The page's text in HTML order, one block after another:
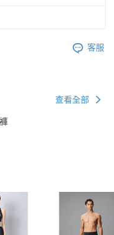
客服
查看全部